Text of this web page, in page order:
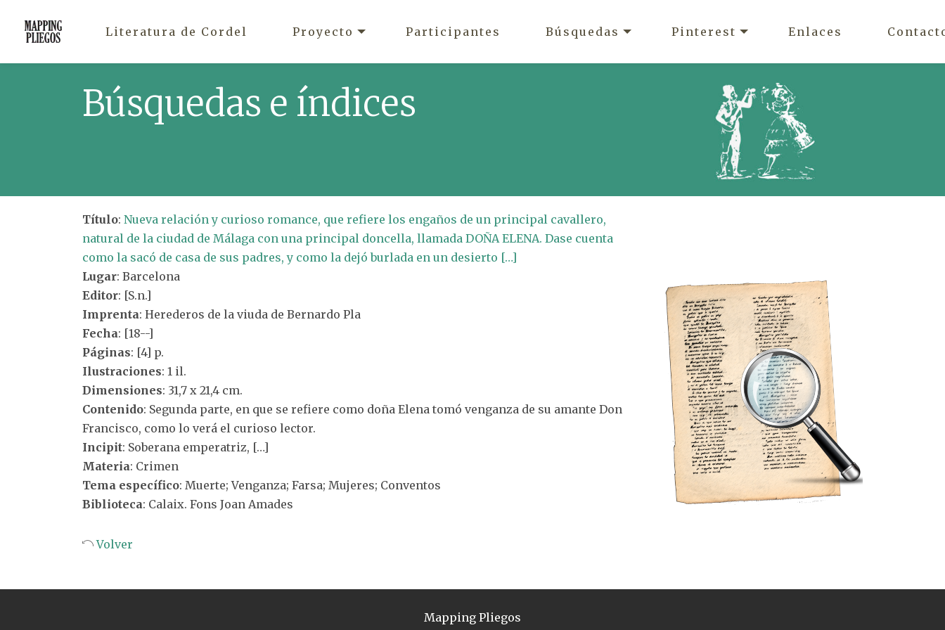
Literatura de Cordel Proyecto Participantes Búsquedas Pinterest Enlaces
Búsquedas e índices
Título: Nueva relación y curioso romance, que refiere los engaños de un principal cavallero,
natural de la ciudad de Málaga con una principal doncella, llamada DOÑA ELENA. Dase cuenta
como la sacó de casa de sus padres, y como la dejó burlada en un desierto […]
Lugar: Barcelona
Editor: [S.n.]
Imprenta: Herederos de la viuda de Bernardo Pla
Fecha: [18--]
Páginas: [4] p.
Ilustraciones: 1 il.
Dimensiones: 31,7 x 21,4 cm.
Contenido: Segunda parte, en que se refiere como doña Elena tomó venganza de su amante Don
Francisco, como lo verá el curioso lector.
Incipit: Soberana emperatriz, […]
Materia: Crimen
Tema específico: Muerte; Venganza; Farsa; Mujeres; Conventos
Biblioteca: Calaix. Fons Joan Amades
Volver
Mapping Pliegos